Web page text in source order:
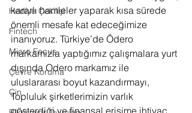
Hediye Çekilişi
Fintech
Micro Focus
Çevre Koruma
Çin
kararlı hamleler yaparak kısa sürede
önemli mesafe kat edeceğimize
inanıyoruz. Türkiye’de Ödero
markamızla yaptığımız çalışmalara yurt
dışında Odero markamız ile
uluslararası boyut kazandırmayı,
Topluluk şirketlerimizin varlık